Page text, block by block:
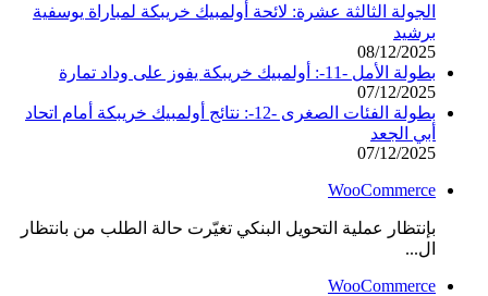
الجولة الثالثة عشرة: لائحة أولمبيك خريبكة لمباراة يوسفية
برشيد
08/12/2025
بطولة الأمل -11-: أولمبيك خريبكة يفوز على وداد تمارة
07/12/2025
بطولة الفئات الصغرى -12-: نتائج أولمبيك خريبكة أمام اتحاد
أبي الجعد
07/12/2025
WooCommerce
بإنتظار عملية التحويل البنكي تغيّرت حالة الطلب من بانتظار
ال...
WooCommerce